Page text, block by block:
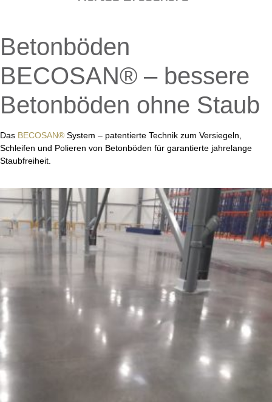
Betonböden
BECOSAN® – bessere
Betonböden ohne Staub
Das BECOSAN® System – patentierte Technik zum Versiegeln,
Schleifen und Polieren von Betonböden für garantierte jahrelange
Staubfreiheit.